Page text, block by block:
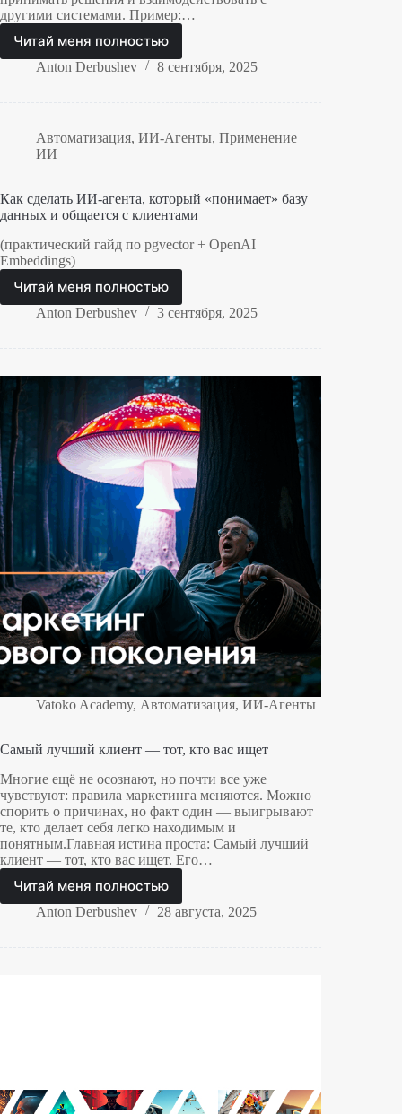
другими системами. Пример:…
Читай меня полностью
ИИ-
агенты:
нужны
создавать
Anton Derbushev 8 сентября, 2025
Автоматизация, ИИ-Агенты, Применение
ИИ
Как сделать ИИ-агента, который «понимает» базу
данных и общается с клиентами
(практический гайд по pgvector + OpenAI
Embeddings)
Читай меня полностью
Как
сделать
«понимает»
базу
данных
и
общается
с
клиентами
Anton Derbushev 3 сентября, 2025
Vatoko Academy, Автоматизация, ИИ-Агенты
Самый лучший клиент — тот, кто вас ищет
Многие ещё не осознают, но почти все уже
чувствуют: правила маркетинга меняются. Можно
спорить о причинах, но факт один — выигрывают
те, кто делает себя легко находимым и
понятным.Главная истина проста: Самый лучший
клиент — тот, кто вас ищет. Его…
Читай меня полностью
Самый
лучший
Anton Derbushev 28 августа, 2025